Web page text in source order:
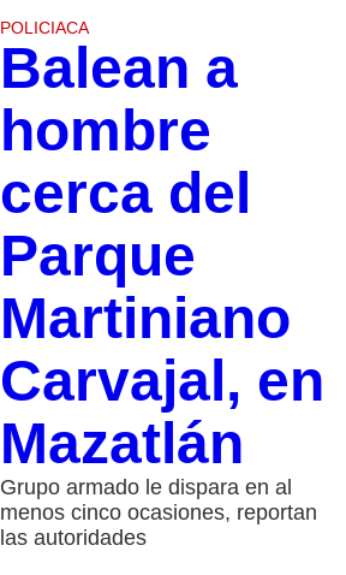
POLICIACA
Balean a
hombre
cerca del
Parque
Martiniano
Carvajal, en
Mazatlán
Grupo armado le dispara en al
menos cinco ocasiones, reportan
las autoridades